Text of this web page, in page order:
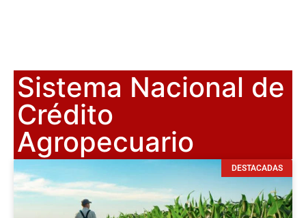
Sistema Nacional de
Crédito
Agropecuario
DESTACADAS